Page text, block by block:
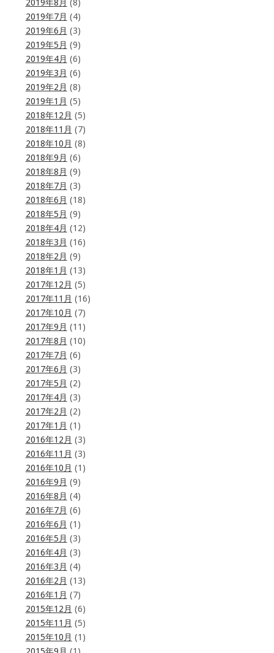
2019年8月 (8)
2019年7月 (4)
2019年6月 (3)
2019年5月 (9)
2019年4月 (6)
2019年3月 (6)
2019年2月 (8)
2019年1月 (5)
2018年12月 (5)
2018年11月 (7)
2018年10月 (8)
2018年9月 (6)
2018年8月 (9)
2018年7月 (3)
2018年6月 (18)
2018年5月 (9)
2018年4月 (12)
2018年3月 (16)
2018年2月 (9)
2018年1月 (13)
2017年12月 (5)
2017年11月 (16)
2017年10月 (7)
2017年9月 (11)
2017年8月 (10)
2017年7月 (6)
2017年6月 (3)
2017年5月 (2)
2017年4月 (3)
2017年2月 (2)
2017年1月 (1)
2016年12月 (3)
2016年11月 (3)
2016年10月 (1)
2016年9月 (9)
2016年8月 (4)
2016年7月 (6)
2016年6月 (1)
2016年5月 (3)
2016年4月 (3)
2016年3月 (4)
2016年2月 (13)
2016年1月 (7)
2015年12月 (6)
2015年11月 (5)
2015年10月 (1)
2015年9月 (1)